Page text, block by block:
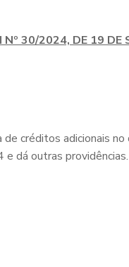
Nº 30/2024, DE 19 DE
créditos adicionais no
e dá outras providências.